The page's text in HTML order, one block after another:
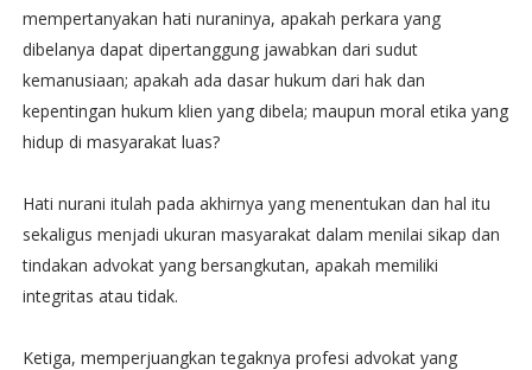
mempertanyakan hati nuraninya, apakah perkara yang
dibelanya dapat dipertanggung jawabkan dari sudut
kemanusiaan; apakah ada dasar hukum dari hak dan
kepentingan hukum klien yang dibela; maupun moral etika yang
hidup di masyarakat luas?
Hati nurani itulah pada akhirnya yang menentukan dan hal itu
sekaligus menjadi ukuran masyarakat dalam menilai sikap dan
tindakan advokat yang bersangkutan, apakah memiliki
integritas atau tidak.
Ketiga, memperjuangkan tegaknya profesi advokat yang